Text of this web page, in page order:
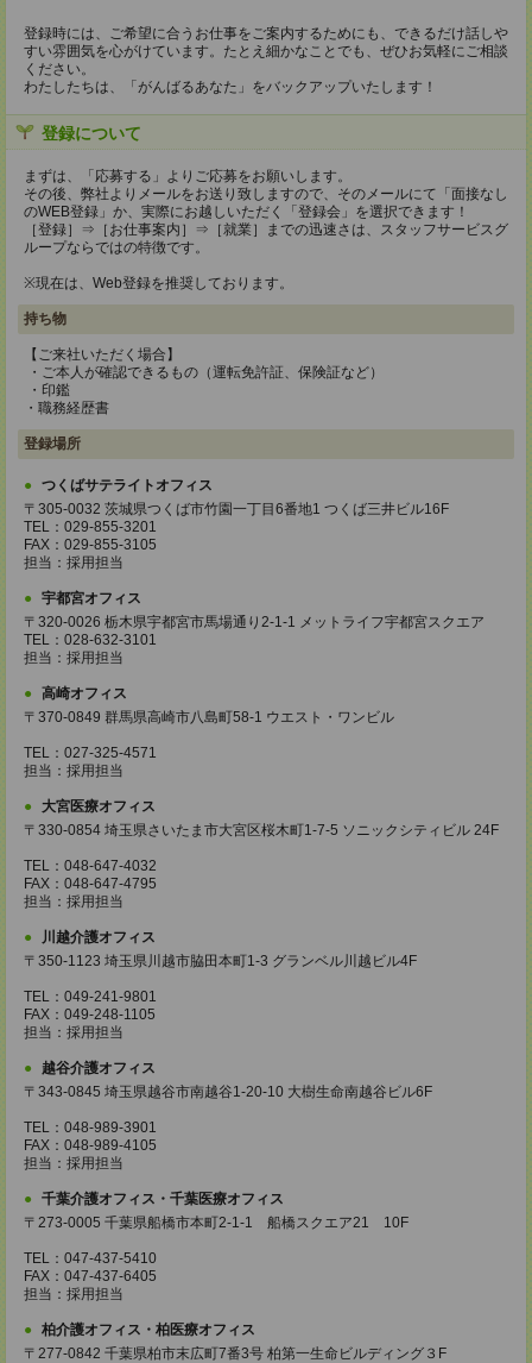
登録時には、ご希望に合うお仕事をご案内するためにも、できるだけ話しや
すい雰囲気を心がけています。たとえ細かなことでも、ぜひお気軽にご相談
ください。
わたしたちは、「がんばるあなた」をバックアップいたします！
登録について
まずは、「応募する」よりご応募をお願いします。
その後、弊社よりメールをお送り致しますので、そのメールにて「面接なし
のWEB登録」か、実際にお越しいただく「登録会」を選択できます！
［登録］⇒［お仕事案内］⇒［就業］までの迅速さは、スタッフサービスグ
ループならではの特徴です。
※現在は、Web登録を推奨しております。
持ち物
【ご来社いただく場合】
・ご本人が確認できるもの（運転免許証、保険証など）
・印鑑
・職務経歴書
登録場所
つくばサテライトオフィス
〒305-0032 茨城県つくば市竹園一丁目6番地1 つくば三井ビル16F
TEL：029-855-3201
FAX：029-855-3105
担当：採用担当
宇都宮オフィス
〒320-0026 栃木県宇都宮市馬場通り2-1-1 メットライフ宇都宮スクエア
TEL：028-632-3101
担当：採用担当
高崎オフィス
〒370-0849 群馬県高崎市八島町58-1 ウエスト・ワンビル
TEL：027-325-4571
担当：採用担当
大宮医療オフィス
〒330-0854 埼玉県さいたま市大宮区桜木町1-7-5 ソニックシティビル 24F
TEL：048-647-4032
FAX：048-647-4795
担当：採用担当
川越介護オフィス
〒350-1123 埼玉県川越市脇田本町1-3 グランベル川越ビル4F
TEL：049-241-9801
FAX：049-248-1105
担当：採用担当
越谷介護オフィス
〒343-0845 埼玉県越谷市南越谷1-20-10 大樹生命南越谷ビル6F
TEL：048-989-3901
FAX：048-989-4105
担当：採用担当
千葉介護オフィス・千葉医療オフィス
〒273-0005 千葉県船橋市本町2-1-1 船橋スクエア21 10F
TEL：047-437-5410
FAX：047-437-6405
担当：採用担当
柏介護オフィス・柏医療オフィス
〒277-0842 千葉県柏市末広町7番3号 柏第一生命ビルディング３F